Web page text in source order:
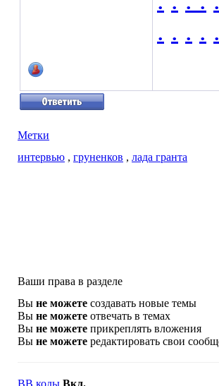
. . . . .
Метки
интервью , груненков , лада гранта
Ваши права в разделе
Вы не можете создавать новые темы
Вы не можете отвечать в темах
Вы не можете прикреплять вложения
Вы не можете редактировать свои
BB коды Вкл.